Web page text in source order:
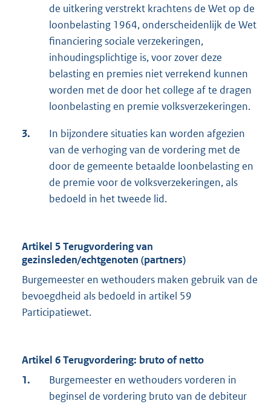
de uitkering verstrekt krachtens de Wet op de
loonbelasting 1964, onderscheidenlijk de Wet
financiering sociale verzekeringen,
inhoudingsplichtige is, voor zover deze
belasting en premies niet verrekend kunnen
worden met de door het college af te dragen
loonbelasting en premie volksverzekeringen.
3.
In bijzondere situaties kan worden afgezien
van de verhoging van de vordering met de
door de gemeente betaalde loonbelasting en
de premie voor de volksverzekeringen, als
bedoeld in het tweede lid.
Artikel 5 Terugvordering van
gezinsleden/echtgenoten (partners)
Burgemeester en wethouders maken gebruik van de
bevoegdheid als bedoeld in artikel 59
Participatiewet.
Artikel 6 Terugvordering: bruto of netto
1.
Burgemeester en wethouders vorderen in
beginsel de vordering bruto van de debiteur